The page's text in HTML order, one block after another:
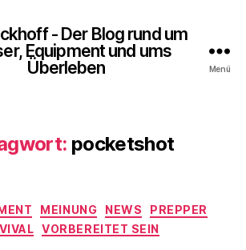
- Der Blog rund um
Equipment und ums
Überleben
Menü
pocketshot
Kategorien
MEINUNG NEWS
PREPPER
VORBEREITET SEIN